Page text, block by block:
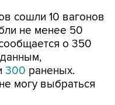
сошли 10 вагонов
не менее 50
о 350
300 раненых.
могу выбраться